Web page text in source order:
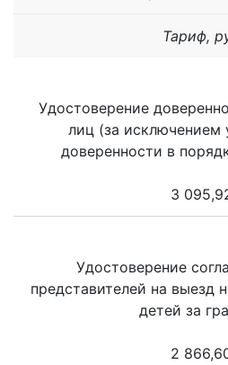
Тариф,
Удостоверение
лиц (за исключением
доверенности в
3
Удостоверение
представителей на выезд
детей за
2